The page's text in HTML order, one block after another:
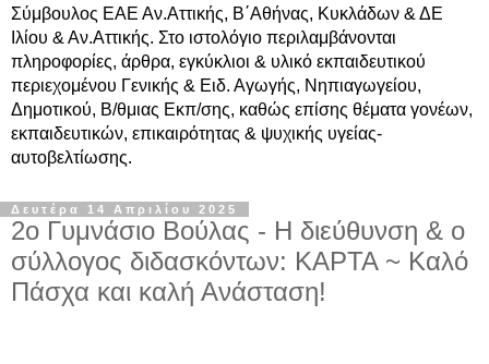
Σύμβουλος ΕΑΕ Αν.Αττικής, Β΄Αθήνας, Κυκλάδων & ΔΕ
Ιλίου & Αν.Αττικής. Στο ιστολόγιο περιλαμβάνονται
πληροφορίες, άρθρα, εγκύκλιοι & υλικό εκπαιδευτικού
περιεχομένου Γενικής & Ειδ. Αγωγής, Νηπιαγωγείου,
Δημοτικού, Β/θμιας Εκπ/σης, καθώς επίσης θέματα γονέων,
εκπαιδευτικών, επικαιρότητας & ψυχικής υγείας-
αυτοβελτίωσης.
Δευτέρα 14 Απριλίου 2025
2ο Γυμνάσιο Βούλας - Η διεύθυνση & ο
σύλλογος διδασκόντων: ΚΑΡΤΑ ~ Καλό
Πάσχα και καλή Ανάσταση!